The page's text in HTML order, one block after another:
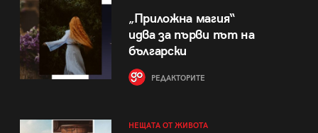
„Приложна магия“
идва за първи път на
български
РЕДАКТОРИТЕ
НЕЩАТА ОТ ЖИВОТА